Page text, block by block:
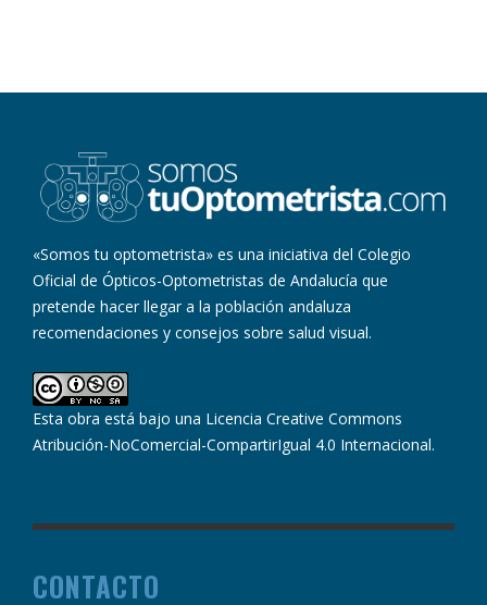
«Somos tu optometrista» es una iniciativa del Colegio
Oficial de Ópticos-Optometristas de Andalucía que
pretende hacer llegar a la población andaluza
recomendaciones y consejos sobre salud visual.
Esta obra está bajo una Licencia Creative Commons
Atribución-NoComercial-CompartirIgual 4.0 Internacional.
CONTACTO